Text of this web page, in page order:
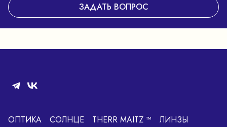
ЗАДАТЬ ВОПРОС
ОПТИКА СОЛНЦЕ THERR MAITZ ™
ЛИНЗЫ